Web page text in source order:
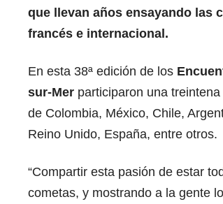
que llevan años ensayando las
francés e internacional.
En esta 38ª edición de los
sur-Mer participaron una
de Colombia, México, Chile,
Reino Unido, España, entre otros.
“Compartir esta pasión de estar
cometas, y mostrando a la gente